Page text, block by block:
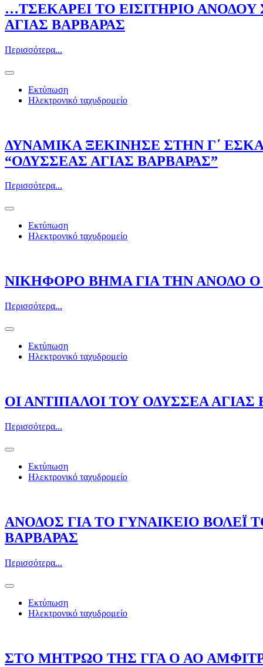
…ΤΣΕΚΑΡΕΙ ΤΟ ΕΙΣΙΤΗΡΙΟ
ΑΓΙΑΣ ΒΑΡΒΑΡΑΣ
Περισσότερα...
Εκτύπωση
Ηλεκτρονικό ταχυδρομείο
ΔΥΝΑΜΙΚΑ ΞΕΚΙΝΗΣΕ ΣΤΗΝ Γ΄
“ΟΔΥΣΣΕΑΣ ΑΓΙΑΣ ΒΑΡΒΑΡΑΣ”
Περισσότερα...
Εκτύπωση
Ηλεκτρονικό ταχυδρομείο
ΝΙΚΗΦΟΡΟ ΒΗΜΑ ΓΙΑ ΤΗΝ ΑΝΟΔΟ Ο
Περισσότερα...
Εκτύπωση
Ηλεκτρονικό ταχυδρομείο
ΟΙ ΑΝΤΙΠΑΛΟΙ ΤΟΥ ΟΔΥΣΣΕΑ
Περισσότερα...
Εκτύπωση
Ηλεκτρονικό ταχυδρομείο
ΑΝΟΔΟΣ ΓΙΑ ΤΟ ΓΥΝΑΙΚΕΙΟ ΒΟΛΕΪ
ΒΑΡΒΑΡΑΣ
Περισσότερα...
Εκτύπωση
Ηλεκτρονικό ταχυδρομείο
ΣΤΟ ΜΗΤΡΩΟ ΤΗΣ ΓΓΑ Ο ΑΟ